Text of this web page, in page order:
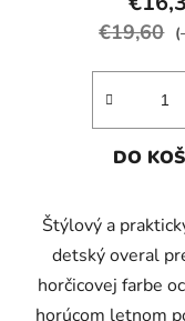
€19,60
DO
Štýlový a
detský overal
horčicovej farbe
horúcom letnom